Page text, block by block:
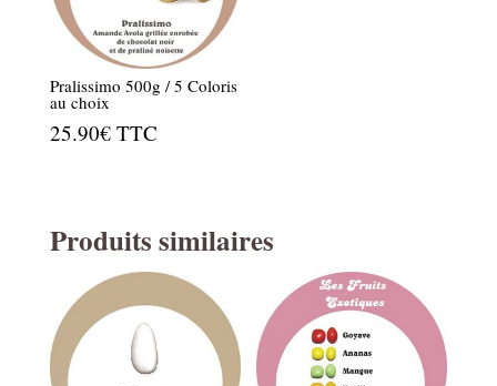
Pralissimo 500g / 5 Coloris
au choix
25.90€ TTC
Produits similaires